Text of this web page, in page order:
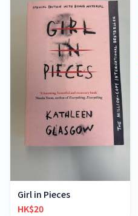
Girl in Pieces
HK$20